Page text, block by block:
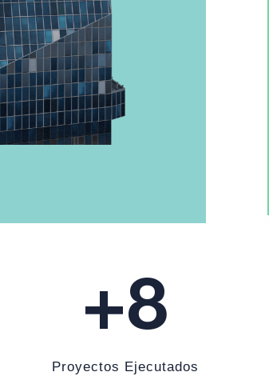
Proyectos Ejecutados
+8